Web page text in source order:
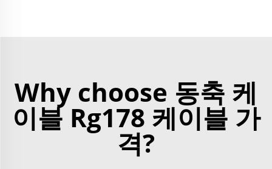
Why choose 동축 케
이블 Rg178 케이블 가
격?